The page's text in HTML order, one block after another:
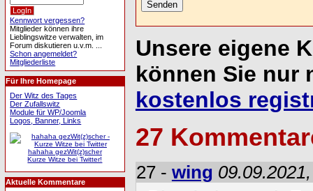
Unsere eigene
können Sie nur
kostenlos
27
27 - wing
Kennwort vergessen?
Mitglieder können ihre
Lieblingswitze verwalten, im
Forum diskutieren u.v.m. ...
Schon angemeldet?
Mitgliederliste
Für Ihre Homepage
Der Witz des Tages
Der Zufallswitz
Module für WP/Joomla
Logos, Banner, Links
hahaha gezWit(z)scher
Kurze Witze bei Twitter!
Aktuelle Kommentare